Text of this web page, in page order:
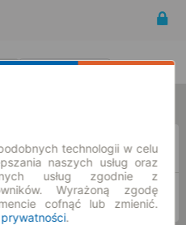
technologii w celu
naszych usług oraz
usług zgodnie z
Wyrażoną zgodę
cofnąć lub zmienić.
.